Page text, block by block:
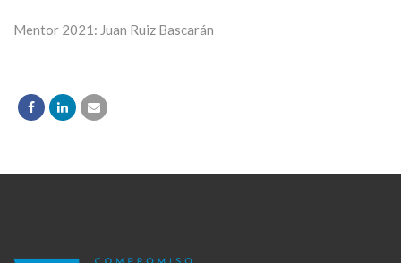
Mentor 2021: Juan Ruiz Bascarán